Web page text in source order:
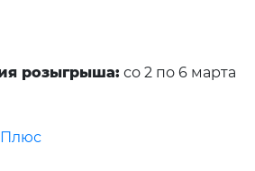
розыгрыша: со 2 по 6 марта
Плюс